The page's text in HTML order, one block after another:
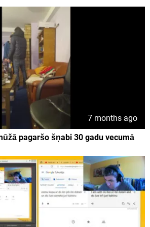
7 months ago
pagaršo šņabi 30 gadu vecumā